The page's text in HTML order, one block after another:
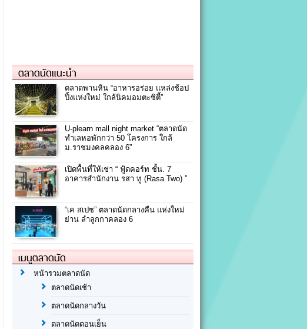
ตลาดนัดแนะนำ
ตลาดพานหิน “อาหารอร่อย แหล่งช้อป
ปิ้งแห่งใหม่ ใกล้นิคมอมตะซิตี้”
U-plearn mall night market “ตลาดนัด
ทำเลหอพักกว่า 50 โครงการ ใกล้
ม.ราชมงคลคลอง 6”
เปิดพื้นที่ให้เช่า “ ฟู้ดคอร์ท ชั้น. 7
อาคารสำนักงาน รสา ทู (Rasa Two) ”
“เค สเปซ” ตลาดนัดกลางคืน แห่งใหม่
ย่าน ลำลูกกาคลอง 6
เมนูตลาดนัด
หน้ารวมตลาดนัด
ตลาดนัดเช้า
ตลาดนัดกลางวัน
ตลาดนัดตอนเย็น